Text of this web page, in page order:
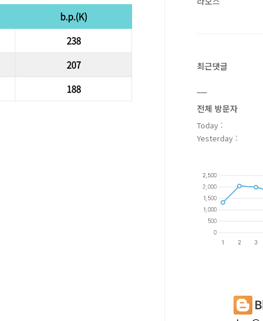
b.p.(K)
238
207
188
최근댓글
전체 방문자
Today :
Yesterday :